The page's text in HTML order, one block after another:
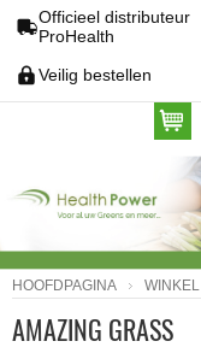
Officieel distributeur
ProHealth
Veilig bestellen
HOOFDPAGINA WINKEL
AMAZING GRASS